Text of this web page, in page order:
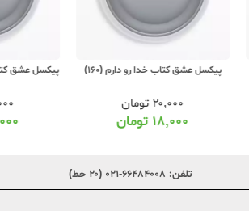
پیکسل عشق کتاب خدا لیلی دوران (159)
۲۰,۰۰۰تومان
۱۸,۰۰۰تومان
پیکسل
تلفن: ۶۶۴۸۴۰۰۸-۰۲۱ (۲۰ خط)